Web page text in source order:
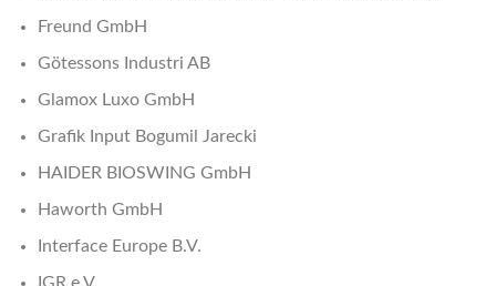
Freund GmbH
Götessons Industri AB
Glamox Luxo GmbH
Grafik Input Bogumil Jarecki
HAIDER BIOSWING GmbH
Haworth GmbH
Interface Europe B.V.